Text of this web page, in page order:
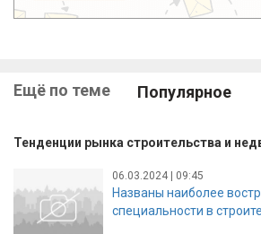
Ещё по теме Популярное
Тенденции рынка строительства и
06.03.2024 | 09:45
Названы наиболее
специальности в